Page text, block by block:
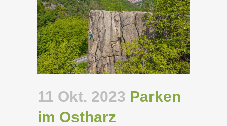
11 Okt. 2023 Parken
im Ostharz